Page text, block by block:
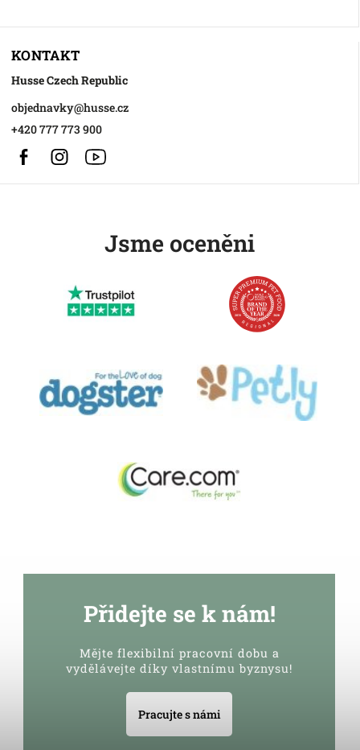
KONTAKT
Husse Czech Republic
objednavky@husse.cz
+420 777 773 900
FacebookInstagram
Jsme oceněni
Přidejte se k nám!
Mějte flexibilní pracovní dobu a
vydělávejte díky vlastnímu byznysu!
Pracujte s námi